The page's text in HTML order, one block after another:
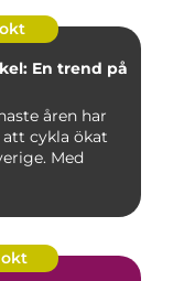
okt
En trend på
åren har
cykla ökat
Med
okt